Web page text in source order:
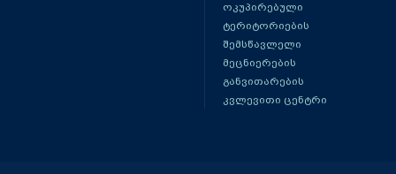
ოკუპირებული
ტერიტორიების
შემსწავლელი
მეცნიერების
განვითარების
კვლევითი ცენტრი